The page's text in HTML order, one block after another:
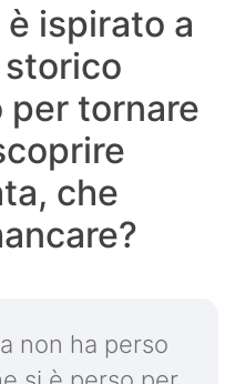
ispirato a
per tornare
che
non ha perso